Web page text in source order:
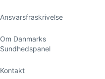
Ansvarsfraskrivelse
Om Danmarks
Sundhedspanel
Kontakt